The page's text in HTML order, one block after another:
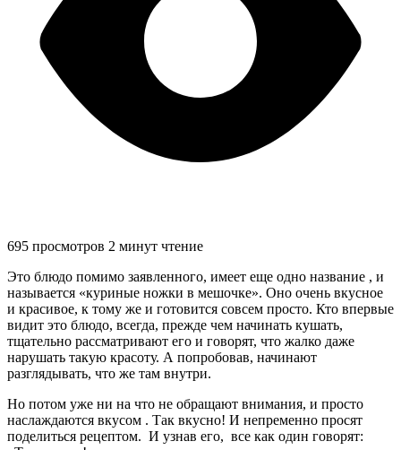
695 просмотров 2 минут чтение
Это блюдо помимо заявленного, имеет еще одно название , и
называется «куриные ножки в мешочке». Оно очень вкусное
и красивое, к тому же и готовится совсем просто. Кто впервые
видит это блюдо, всегда, прежде чем начинать кушать,
тщательно рассматривают его и говорят, что жалко даже
нарушать такую красоту. А попробовав, начинают
разглядывать, что же там внутри.
Но потом уже ни на что не обращают внимания, и просто
наслаждаются вкусом . Так вкусно! И непременно просят
поделиться рецептом. И узнав его, все как один говорят: